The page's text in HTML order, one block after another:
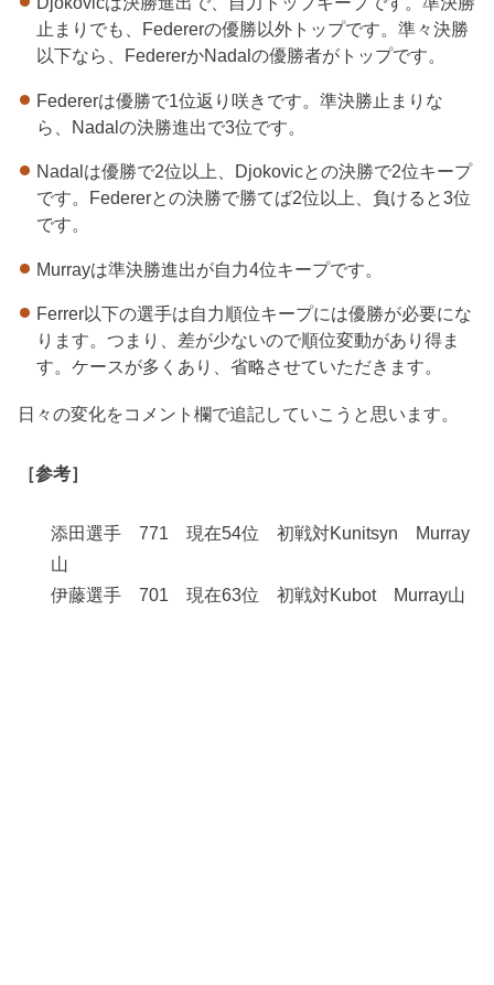
止まりでも、Federerの優勝以外トップです。準々決勝
以下なら、FedererかNadalの優勝者がトップです。
Federerは優勝で1位返り咲きです。準決勝止まりな
ら、Nadalの決勝進出で3位です。
Nadalは優勝で2位以上、Djokovicとの決勝で2位キープ
です。Federerとの決勝で勝てば2位以上、負けると3位
です。
Murrayは準決勝進出が自力4位キープです。
Ferrer以下の選手は自力順位キープには優勝が必要にな
ります。つまり、差が少ないので順位変動があり得ま
す。ケースが多くあり、省略させていただきます。
日々の変化をコメント欄で追記していこうと思います。
［参考］
添田選手 771 現在54位 初戦対Kunitsyn Murray
山
伊藤選手 701 現在63位 初戦対Kubot Murray山